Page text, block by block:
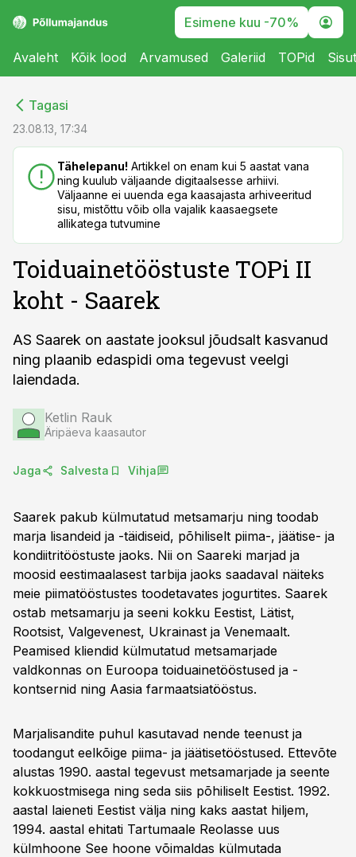
Esimene kuu -70%
Avaleht Kõik lood Arvamused Galeriid TOPid
Tagasi
23.08.13, 17:34
Tähelepanu! Artikkel on enam kui 5 aastat vana
ning kuulub väljaande digitaalsesse arhiivi.
Väljaanne ei uuenda ega kaasajasta arhiveeritud
sisu, mistõttu võib olla vajalik kaasaegsete
allikatega tutvumine
Toiduainetööstuste TOPi II
koht - Saarek
AS Saarek on aastate jooksul jõudsalt kasvanud
ning plaanib edaspidi oma tegevust veelgi
laiendada.
Ketlin Rauk
Äripäeva kaasautor
Jaga Salvesta Vihja
Saarek pakub külmutatud metsamarju ning toodab
marja lisandeid ja -täidiseid, põhiliselt piima-, jäätise- ja
kondiitritööstuste jaoks. Nii on Saareki marjad ja
moosid eestimaalasest tarbija jaoks saadaval näiteks
meie piimatööstustes toodetavates jogurtites. Saarek
ostab metsamarju ja seeni kokku Eestist, Lätist,
Rootsist, Valgevenest, Ukrainast ja Venemaalt.
Peamised kliendid külmutatud metsamarjade
valdkonnas on Euroopa toiduainetööstused ja -
kontsernid ning Aasia farmaatsiatööstus.
Marjalisandite puhul kasutavad nende teenust ja
toodangut eelkõige piima- ja jäätisetööstused. Ettevõte
alustas 1990. aastal tegevust metsamarjade ja seente
kokkuostmisega ning seda siis põhiliselt Eestist. 1992.
aastal laieneti Eestist välja ning kaks aastat hiljem,
1994. aastal ehitati Tartumaale Reolasse uus
külmhoone See hoone võimaldas külmutada